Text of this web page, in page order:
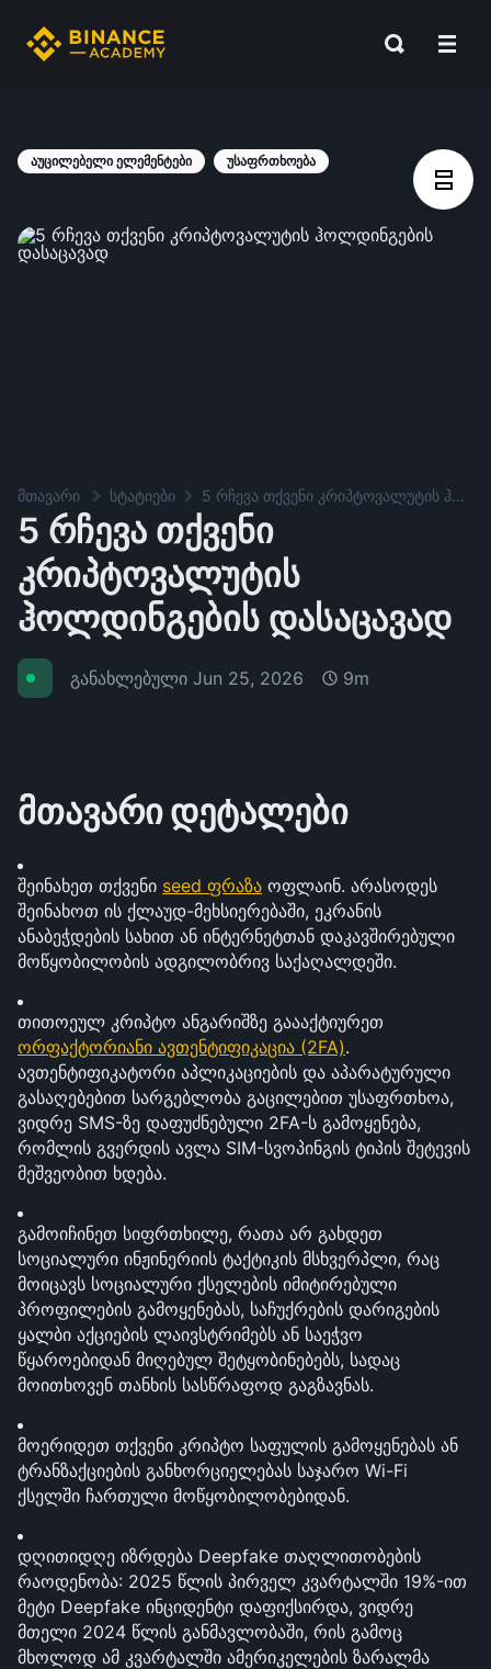
აუცილებელი ელემენტები უსაფრთხოება
მთავარი სტატიები 5 რჩევა თქვენი კრიპტოვალუტის ჰოლდინგების დასაცავად
5 რჩევა თქვენი
კრიპტოვალუტის
ჰოლდინგების დასაცავად
განახლებული Jun 25, 2026 9m
მთავარი დეტალები
შეინახეთ თქვენი seed ფრაზა ოფლაინ. არასოდეს
შეინახოთ ის ქლაუდ-მეხსიერებაში, ეკრანის
ანაბეჭდების სახით ან ინტერნეტთან დაკავშირებული
მოწყობილობის ადგილობრივ საქაღალდეში.
ორფაქტორიანი ავთენტიფიკაცია (2FA).
ავთენტიფიკატორი აპლიკაციების და აპარატურული
გასაღებებით სარგებლობა გაცილებით უსაფრთხოა,
ვიდრე SMS-ზე დაფუძნებული 2FA-ს გამოყენება,
რომლის გვერდის ავლა SIM-სვოპინგის ტიპის შეტევის
მეშვეობით ხდება.
გამოიჩინეთ სიფრთხილე, რათა არ გახდეთ
სოციალური ინჟინერიის ტაქტიკის მსხვერპლი, რაც
მოიცავს სოციალური ქსელების იმიტირებული
პროფილების გამოყენებას, საჩუქრების დარიგების
ყალბი აქციების ლაივსტრიმებს ან საეჭვო
წყაროებიდან მიღებულ შეტყობინებებს, სადაც
მოითხოვენ თანხის სასწრაფოდ გაგზავნას.
მოერიდეთ თქვენი კრიპტო საფულის გამოყენებას ან
ტრანზაქციების განხორციელებას საჯარო Wi-Fi
ქსელში ჩართული მოწყობილობებიდან.
დღითიდღე იზრდება Deepfake თაღლითობების
რაოდენობა: 2025 წლის პირველ კვარტალში 19%-ით
მეტი Deepfake ინციდენტი დაფიქსირდა, ვიდრე
მთელი 2024 წლის განმავლობაში, რის გამოც
მხოლოდ ამ კვარტალში ამერიკელების ზარალმა